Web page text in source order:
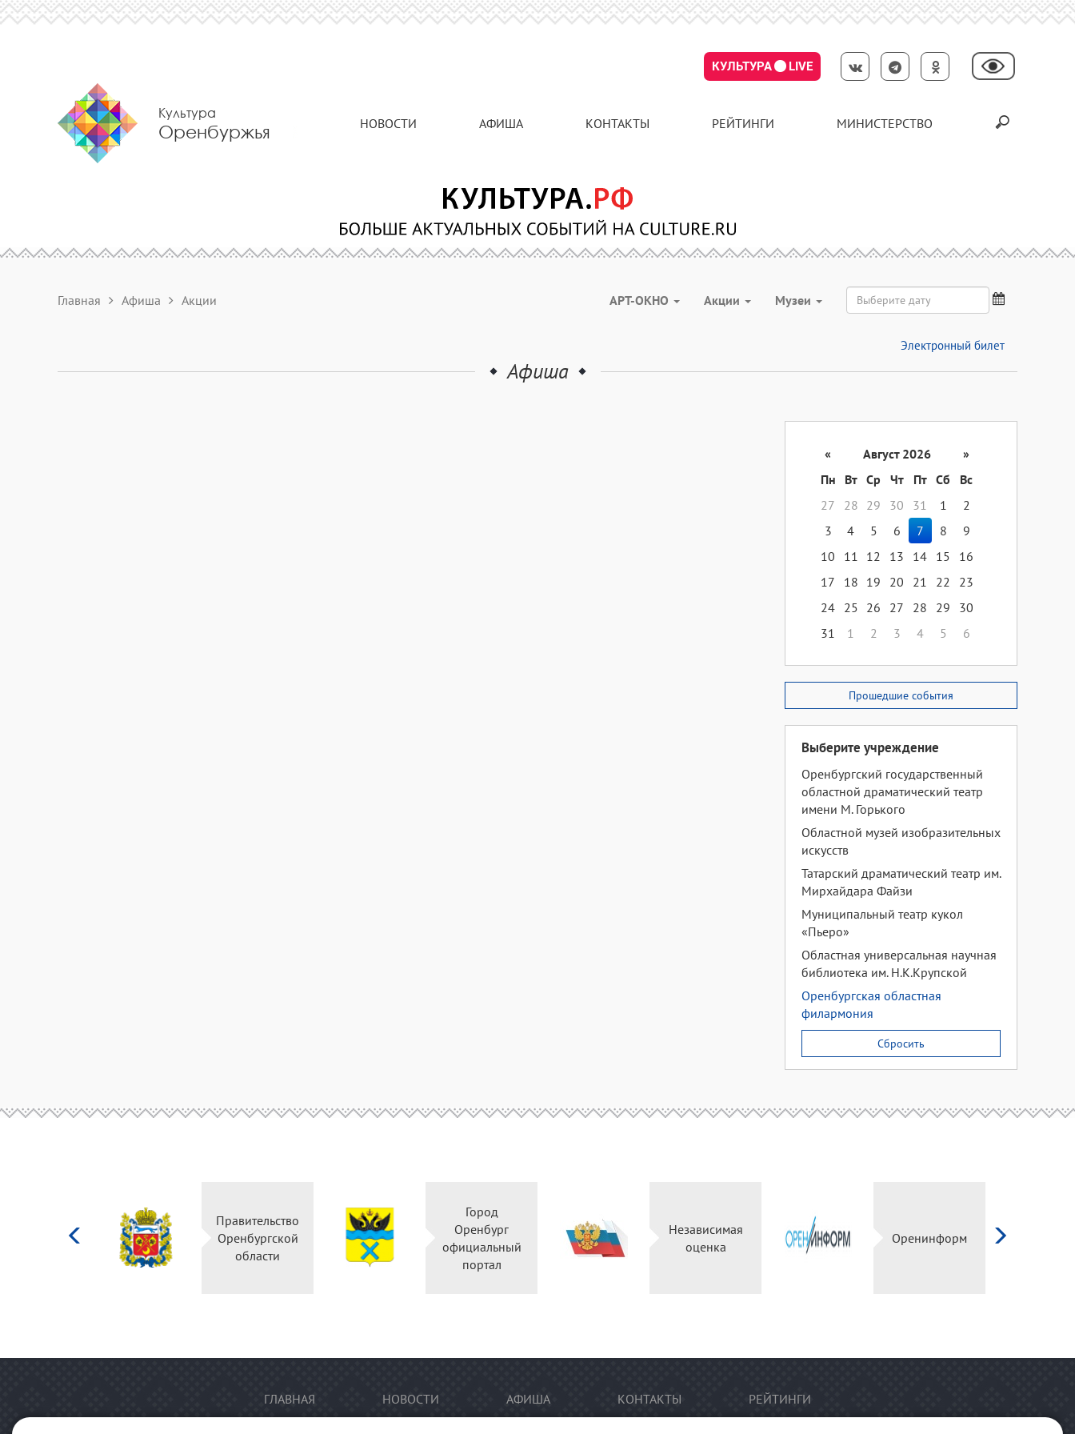
КУЛЬТУРА LIVE
Культура
Оренбуржья НОВОСТИ АФИША КОНТАКТЫ РЕЙТИНГИ МИНИСТЕРСТВО
Главная Афиша Акции АРТ-ОКНО Акции Музеи
Электронный билет
Афиша
« Август 2026
»
Пн
Вт Ср Чт Пт Сб
Вс
27
28 29 30 31 1
2
3
4 5 6 7 8
9
10
11 12 13 14 15
16
17
18 19 20 21 22
23
24 25 26 27 28 29
30
31
1 2 3 4 5 6
Прошедшие события
Выберите учреждение
Оренбургский государственный
областной драматический театр
имени М. Горького
Областной музей изобразительных
искусств
Татарский драматический театр им.
Мирхайдара Файзи
Муниципальный театр кукол
«Пьеро»
Областная универсальная научная
библиотека им. Н.К.Крупской
Оренбургская областная
филармония
Сбросить
Правительство
Оренбургской
области
Город
Оренбург
официальный
портал
Независимая
оценка
Оренинформ
ГЛАВНАЯ НОВОСТИ АФИША КОНТАКТЫ РЕЙТИНГИ